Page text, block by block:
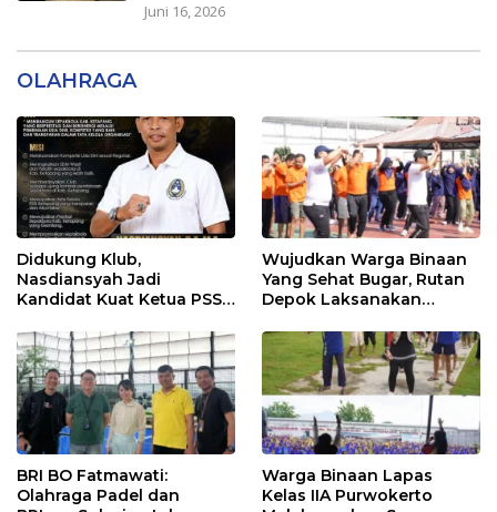
Juni 16, 2026
OLAHRAGA
Didukung Klub,
Nasdiansyah Jadi
Kandidat Kuat Ketua PSSI
Wujudkan Warga Binaan
Yang Sehat Bugar, Rutan
Depok Laksanakan
BRI BO Fatmawati:
Olahraga Padel dan
Warga Binaan Lapas
Kelas IIA Purwokerto